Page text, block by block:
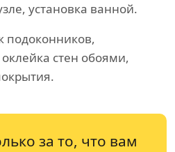
установка ванной.
подоконников,
стен обоями,
за то, что вам